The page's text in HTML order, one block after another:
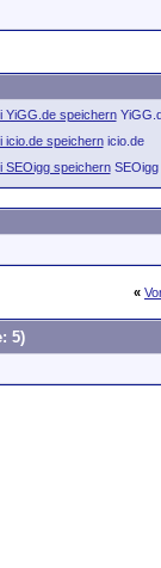
icio.de
SEOigg
«
5)